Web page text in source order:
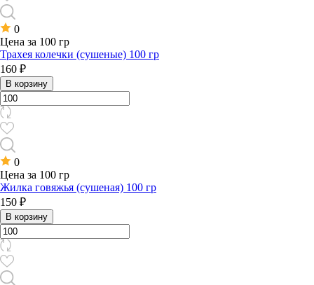
0
Цена за 100 гр
Трахея колечки (сушеные) 100 гр
160 ₽
В корзину
0
Цена за 100 гр
Жилка говяжья (сушеная) 100 гр
150 ₽
В корзину